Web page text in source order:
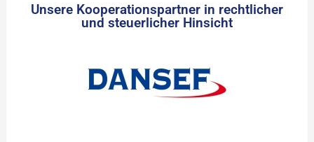
Unsere Kooperationspartner in rechtlicher
und steuerlicher Hinsicht